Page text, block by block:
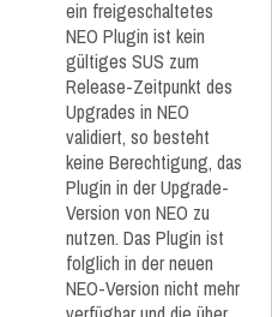
ein freigeschaltetes
NEO Plugin ist kein
gültiges SUS zum
Release-Zeitpunkt des
Upgrades in NEO
validiert, so besteht
keine Berechtigung, das
Plugin in der Upgrade-
Version von NEO zu
nutzen. Das Plugin ist
folglich in der neuen
NEO-Version nicht mehr